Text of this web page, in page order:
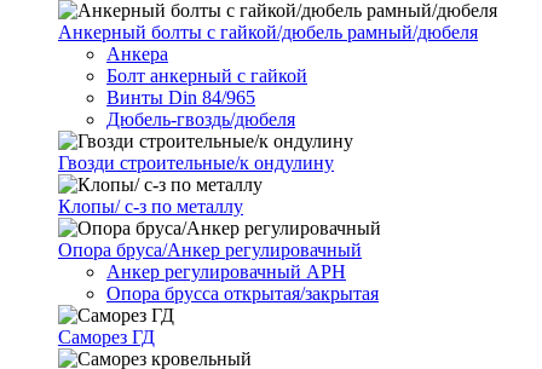
Анкерный болты с гайкой/дюбель рамный/дюбеля
Анкера
Болт анкерный с гайкой
Винты Din 84/965
Дюбель-гвоздь/дюбеля
Гвозди строительные/к ондулину
Клопы/ с-з по металлу
Опора бруса/Анкер регулировачный
Анкер регулировачный АРН
Опора брусса открытая/закрытая
Саморез ГД